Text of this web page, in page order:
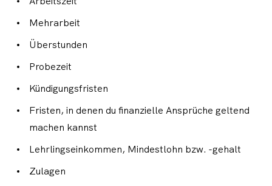
Mehrarbeit
Überstunden
Probezeit
Kündigungsfristen
Fristen, in denen du finanzielle Ansprüche geltend
machen kannst
Lehrlingseinkommen, Mindestlohn bzw. -gehalt
Zulagen